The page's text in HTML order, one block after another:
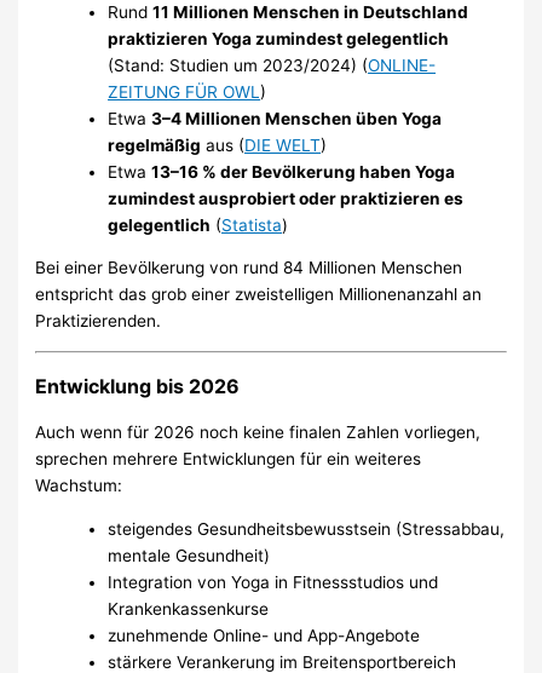
Rund11 Millionen Menschen in Deutschland
praktizieren Yoga zumindest gelegentlich
(Stand: Studien um 2023/2024) (ONLINE-
ZEITUNG FÜR OWL )
Etwa3–4 Millionen Menschen üben Yoga
regelmäßig aus (DIE WELT)
Etwa13–16 % der Bevölkerung haben Yoga
zumindest ausprobiert oder praktizieren es
gelegentlich (Statista)
Bei einer Bevölkerung von rund 84 Millionen Menschen
entspricht das grob einer zweistelligen Millionenanzahl an
Praktizierenden.
Entwicklung bis 2026
Auch wenn für 2026 noch keine finalen Zahlen vorliegen,
sprechen mehrere Entwicklungen für ein weiteres
Wachstum:
steigendes Gesundheitsbewusstsein (Stressabbau,
mentale Gesundheit)
Integration von Yoga in Fitnessstudios und
Krankenkassenkurse
zunehmende Online- und App-Angebote
stärkere Verankerung im Breitensportbereich